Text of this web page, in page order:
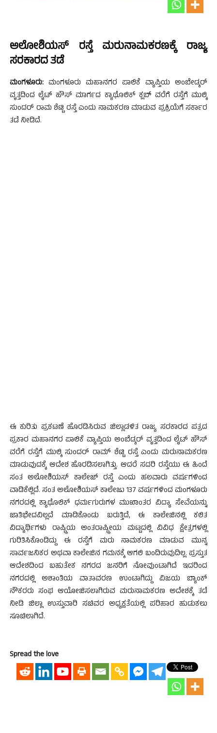
ಅಲೋಶಿಯಸ್ ರಸ್ತೆ ಮರುನಾಮಕರಣಕ್ಕೆ ರಾಜ್ಯ
ಸರಕಾರದ ತಡೆ
ಮಂಗಳೂರು: ಮಂಗಳೂರು ಮಹಾನಗರ ಪಾಲಿಕೆ ವ್ಯಾಪ್ತಿಯ ಅಂಬೇಡ್ಕರ್
ವೃತ್ತದಿಂದ ಲೈಟ್ ಹೌಸ್ ಮಾರ್ಗದ ಕ್ಯಾಥೊಲಿಕ್ ಕ್ಲಬ್ ವರೆಗೆ ರಸ್ತೆಗೆ ಮುಲ್ಕಿ
ಸುಂದರ್ ರಾಮ ಶೆಟ್ಟಿ ರಸ್ತೆ ಎಂದು ನಾಮಕರಣ ಮಾಡುವ ಪ್ರಕ್ರಿಯೆಗೆ ಸರ್ಕಾರ
ತಡೆ ನೀಡಿದೆ.
ಈ ಕುರಿತು ಪ್ರಕಟಣೆ ಹೊರಡಿಸಿರುವ ಜಿಲ್ಲಾಡಳಿತ ರಾಜ್ಯ ಸರಕಾರದ ಪತ್ರದ
ಪ್ರಕಾರ ಮಹಾನಗರ ಪಾಲಿಕೆ ವ್ಯಾಪ್ತಿಯ ಅಂಬೆಡ್ಕರ್ ವೃತ್ತದಿಂದ ಲೈಟ್ ಹೌಸ್
ವರೆಗೆ ರಸ್ತೆಗೆ ಮುಲ್ಕಿ ಸುಂದರ್ ರಾಮ್ ಶೆಟ್ಟಿ ರಸ್ತೆ ಎಂದು ಮರುನಾಮಕರಣ
ಮಾಡುವುದಕ್ಕೆ ಆದೇಶ ಹೊರಡಿಸಲಾಗಿತ್ತು. ಆದರೆ ಸದರಿ ರಸ್ತೆಯು ಈ ಹಿಂದೆ
ಸಂತ ಅಲೋಶಿಯಸ್ ಕಾಲೇಜ್ ರಸ್ತೆ ಎಂದು ಹಲವಾರು ವರ್ಷಗಳಿಂದ
ವಾಡಿಕೆಲ್ಲಿದೆ. ಸಂತ ಅಲೋಶಿಯಸ್ ಕಾಲೇಜು 137 ವರ್ಷಗಳಿಂದ ಮಂಗಳೂರು
ನಗರದಲ್ಲಿ ಕ್ಯಾಥೊಲಿಕ್ ಧರ್ಮಗುರುಗಳ ಮುಖಾಂತರ ವಿದ್ಯಾ ಸೇವೆಯನ್ನು
ಜಾತಿಭೇದವಿಲ್ಲದೆ ಮಾಡಿಕೊಂಡು ಬರುತ್ತಿದೆ, ಈ ಕಾಲೇಜಿನಲ್ಲಿ ಕಲಿತ
ವಿದ್ಯಾರ್ಥಿಗಳು ರಾಷ್ಟ್ರಿಯ ಅಂತರಾಷ್ಟ್ರೀಯ ಮಟ್ಟದಲ್ಲಿ ವಿವಿಧ ಕ್ಷೇತ್ರಗಳಲ್ಲಿ
ಗುರಿತಿಸಿಕೊಂಡಿದ್ದು ಈ ರಸ್ತೆಗೆ ಮರು ನಾಮಕರಣ ಮಾಡುವ ಮುನ್ನ
ಸಾರ್ವಜನಿಕರ ಅಥವಾ ಕಾಲೇಜಿನ ಗಮನಕ್ಕೆ ಆಗಲಿ ಬಂದಿರುವುದಿಲ್ಲ. ಪ್ರಸ್ತುತ
ಆದೇಶದಿಂದ ಬಹುತೇಕ ನಗರದ ಜನರಿಗೆ ನೋವುಂಟಾಗಿದೆ ಇದರಿಂದ
ನಗರದಲ್ಲಿ ಅಶಾಂತಿಯ ವಾತಾವರಣ ಉಂಟಾಗಿದ್ದು ವಿಜಯ ಬ್ಯಾಂಕ್
ನೌಕರರು ಸಂಘ ಆಯೋಜಿಸಲಾಗಿರುವ ಮರುನಾಮಕರಣ ಅದೇಶಕ್ಕೆ ತಡೆ
ನೀಡಿ ಜಿಲ್ಲಾ ಉಸ್ತುವಾರಿ ಸಚಿವರ ಅಧ್ಯಕ್ಷತೆಯಲ್ಲಿ ಪರಿಹಾರ ಹುಡುಕಲು
ಸೂಚಿಲಾಗಿದೆ.
Spread the love